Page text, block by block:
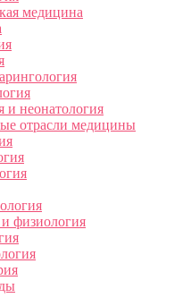
медицина
и неонатология
отрасли медицины
физиология